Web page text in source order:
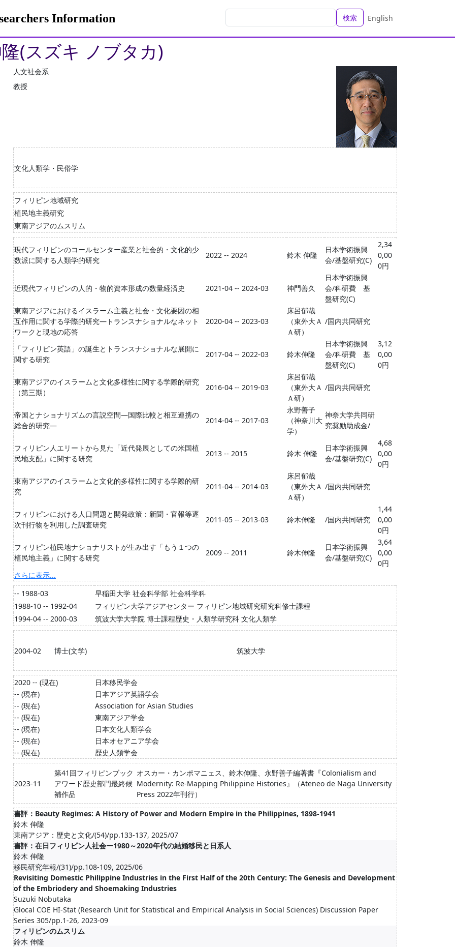
Information 検索 English
(スズキ ノブタカ)
人文社会系
教授
文化人類学・民俗学
フィリピン地域研究
植民地主義研究
東南アジアのムスリム
現代フィリピンのコールセンター産業と社会的・文化的少
数派に関する人類学的研究
2022 -- 2024 鈴木 伸隆
日本学術振興
会/基盤研究(C)
2,34
0,00
0円
近現代フィリピンの人的・物的資本形成の数量経済史 2021-04 -- 2024-03 神門善久
日本学術振興
会/科研費 基
盤研究(C)
東南アジアにおけるイスラーム主義と社会・文化要因の相
互作用に関する学際的研究―トランスナショナルなネット
ワークと現地の応答
2020-04 -- 2023-03
床呂郁哉
（東外大Ａ
Ａ研）
/国内共同研究
「フィリピン英語」の誕生とトランスナショナルな展開に
関する研究
2017-04 -- 2022-03 鈴木伸隆
日本学術振興
会/科研費 基
盤研究(C)
3,12
0,00
0円
東南アジアのイスラームと文化多様性に関する学際的研究
（第三期）
2016-04 -- 2019-03
床呂郁哉
（東外大Ａ
Ａ研）
/国内共同研究
帝国とナショナリズムの言説空間―国際比較と相互連携の
総合的研究―
2014-04 -- 2017-03
永野善子
（神奈川大
学）
神奈大学共同研
究奨励助成金/
フィリピン人エリートから見た「近代発展としての米国植
民地支配」に関する研究
2013 -- 2015 鈴木 伸隆
日本学術振興
会/基盤研究(C)
4,68
0,00
0円
東南アジアのイスラームと文化的多様性に関する学際的研
究
2011-04 -- 2014-03
床呂郁哉
（東外大Ａ
Ａ研）
/国内共同研究
フィリピンにおける人口問題と開発政策：新聞・官報等逐
次刊行物を利用した調査研究
2011-05 -- 2013-03 鈴木伸隆 /国内共同研究
1,44
0,00
0円
フィリピン植民地ナショナリストが生み出す「もう１つの
植民地主義」に関する研究
2009 -- 2011 鈴木伸隆
日本学術振興
会/基盤研究(C)
3,64
0,00
0円
さらに表示...
-- 1988-03
早稲田大学 社会科学部 社会科学科
1988-10 -- 1992-04
フィリピン大学アジアセンター フィリピン地域研究研究科修士課程
1994-04 -- 2000-03
筑波大学大学院 博士課程歴史・人類学研究科 文化人類学
2004-02 博士(文学) 筑波大学
2020 -- (現在)
日本移民学会
-- (現在)
日本アジア英語学会
-- (現在)
Association for Asian Studies
-- (現在)
東南アジア学会
-- (現在)
日本文化人類学会
-- (現在)
日本オセアニア学会
-- (現在)
歴史人類学会
2023-11
第41回フィリピンブック
アワード歴史部門最終候
補作品
オスカー・カンポマニェス、鈴木伸隆、永野善子編著書『Colonialism and
Modernity: Re-Mapping Philippine Histories』（Ateneo de Naga University
Press 2022年刊行）
書評：Beauty Regimes: A History of Power and Modern Empire in the Philippines, 1898-1941
鈴木 伸隆
東南アジア：歴史と文化/(54)/pp.133-137, 2025/07
書評：在日フィリピン人社会ー1980～2020年代の結婚移民と日系人
鈴木 伸隆
移民研究年報/(31)/pp.108-109, 2025/06
Revisiting Domestic Philippine Industries in the First Half of the 20th Century: The Genesis and Development
of the Embriodery and Shoemaking Industries
Suzuki Nobutaka
Glocal COE HI-Stat (Research Unit for Statistical and Empirical Analysis in Social Sciences) Discussion Paper
Series 305/pp.1-26, 2023-09
フィリピンのムスリム
鈴木 伸隆